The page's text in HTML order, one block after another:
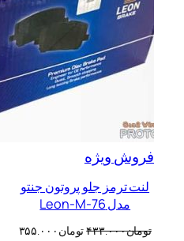
فروش ویژه
خورده
لنت ترمز جلو پروتون جنتو
مدل Leon-M-76
تومان۴۳۳.۰۰۰قیمت
تومان ۳۵۵.۰۰۰قیمت